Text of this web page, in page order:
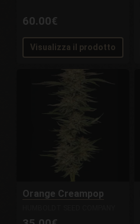
60.00€
Visualizza il prodotto
Orange Creampop